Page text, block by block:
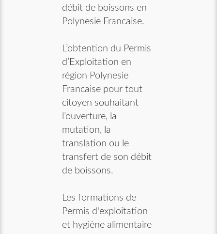
débit de boissons en
Polynesie Francaise.
L’obtention du Permis
d’Exploitation en
région Polynesie
Francaise pour tout
citoyen souhaitant
l’ouverture, la
mutation, la
translation ou le
transfert de son débit
de boissons.
Les formations de
Permis d'exploitation
et hygiène alimentaire